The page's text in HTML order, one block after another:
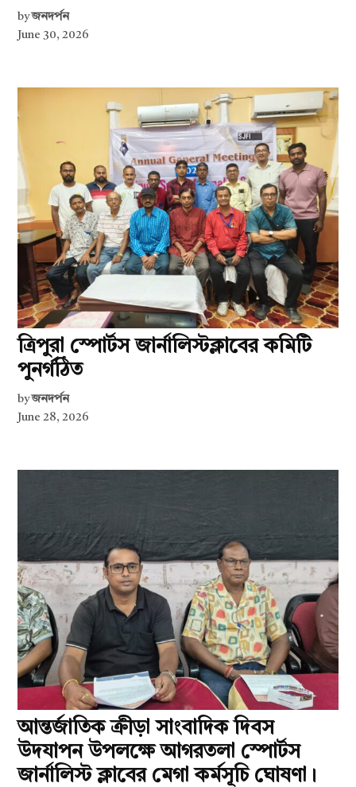
by জনদর্পন
June 30, 2026
ত্রিপুরা স্পোর্টস জার্নালিস্টক্লাবের কমিটি
পুনর্গঠিত
by জনদর্পন
June 28, 2026
আন্তর্জাতিক ক্রীড়া সাংবাদিক দিবস
উদযাপন উপলক্ষে আগরতলা স্পোর্টস
জার্নালিস্ট ক্লাবের মেগা কর্মসূচি ঘোষণা।